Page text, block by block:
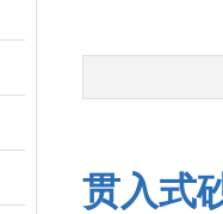
贯入式